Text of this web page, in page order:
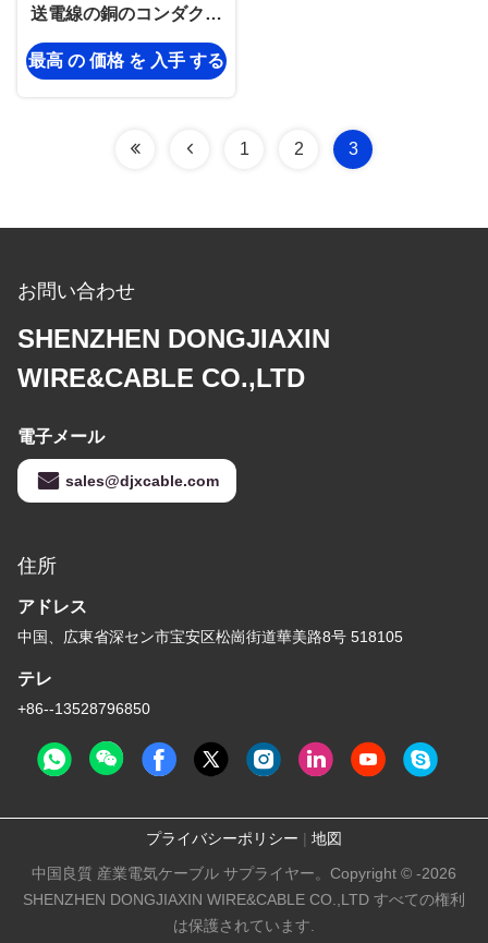
送電線の銅のコンダクタ
ーのアルカリの抵抗
最高 の 価格 を 入手 する
1 2 3
お問い合わせ
SHENZHEN DONGJIAXIN
WIRE&CABLE CO.,LTD
電子メール
sales@djxcable.com
住所
アドレス
中国、広東省深セン市宝安区松崗街道華美路8号 518105
テレ
+86--13528796850
プライバシーポリシー | 地図
中国良質 産業電気ケーブル サプライヤー。Copyright © -2026
SHENZHEN DONGJIAXIN WIRE&CABLE CO.,LTD すべての権利
は保護されています.